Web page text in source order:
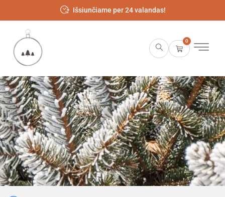
Išsiunčiame per 24 valandas!
0